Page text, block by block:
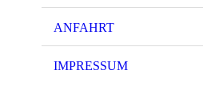
ANFAHRT
IMPRESSUM